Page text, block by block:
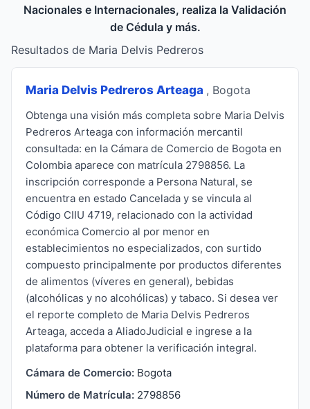
Nacionales e Internacionales, realiza la Validación
de Cédula y más.
Resultados de Maria Delvis Pedreros
Maria Delvis Pedreros Arteaga , Bogota
Obtenga una visión más completa sobre Maria Delvis
Pedreros Arteaga con información mercantil
consultada: en la Cámara de Comercio de Bogota en
Colombia aparece con matrícula 2798856. La
inscripción corresponde a Persona Natural, se
encuentra en estado Cancelada y se vincula al
Código CIIU 4719, relacionado con la actividad
económica Comercio al por menor en
establecimientos no especializados, con surtido
compuesto principalmente por productos diferentes
de alimentos (víveres en general), bebidas
(alcohólicas y no alcohólicas) y tabaco. Si desea ver
el reporte completo de Maria Delvis Pedreros
Arteaga, acceda a AliadoJudicial e ingrese a la
plataforma para obtener la verificación integral.
Cámara de Comercio: Bogota
Número de Matrícula: 2798856